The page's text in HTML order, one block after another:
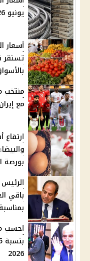
يونيو 2026 تتراجع في سوق مواد البناء
أسعار
مع
ارتفاع
بورصة
باقي
احسب
2026